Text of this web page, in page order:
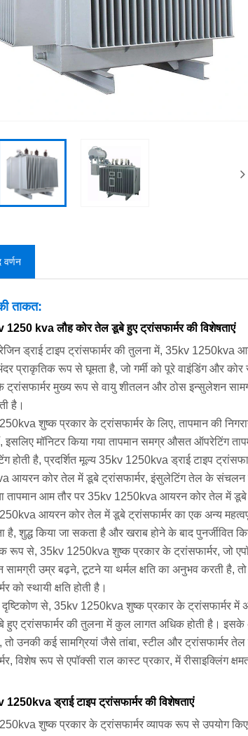
वर्णन
ताकत:
1250 kva लौह कोर तेल डूबे हुए ट्रांसफार्मर की विशेषताएं
ड्राई टाइप ट्रांसफार्मर की तुलना में, 35kv 1250kva
प्राकृतिक रूप से घूमता है, जो गर्मी को पूरे वाइंडिंग और
ट्रांसफार्मर मुख्य रूप से वायु शीतलन और ठोस इन्सुलेशन
है।
शुष्क प्रकार के ट्रांसफार्मर के लिए, तापमान की
इसलिए मॉनिटर किया गया तापमान समग्र औसत ऑपरेटिंग
होती है, प्रदर्शित मूल्य 35kv 1250kva ड्राई टाइप
आयरन कोर तेल में डूबे ट्रांसफार्मर, इंसुलेटिंग तेल के संचलन से
तापमान आम तौर पर 35kv 1250kva आयरन कोर तेल में
आयरन कोर तेल में डूबे ट्रांसफार्मर का एक अन्य
है, शुद्ध किया जा सकता है और खराब होने के बाद पुनर्जीवित
रूप से, 35kv 1250kva शुष्क प्रकार के ट्रांसफार्मर, जो
उम्र बढ़ने, टूटने या थर्मल क्षति का अनुभव करती है,
को स्थायी क्षति होती है।
दृष्टिकोण से, 35kv 1250kva शुष्क प्रकार के ट्रांसफार्मर
हुए ट्रांसफार्मर की तुलना में कुल लागत अधिक होती है।
तो उनकी कई सामग्रियां जैसे तांबा, स्टील और ट्रांसफार्मर
विशेष रूप से एपॉक्सी राल कास्ट प्रकार, में रीसाइक्लिंग
ड्राई टाइप ट्रांसफार्मर की विशेषताएं
शुष्क प्रकार के ट्रांसफार्मर व्यापक रूप से उपयोग